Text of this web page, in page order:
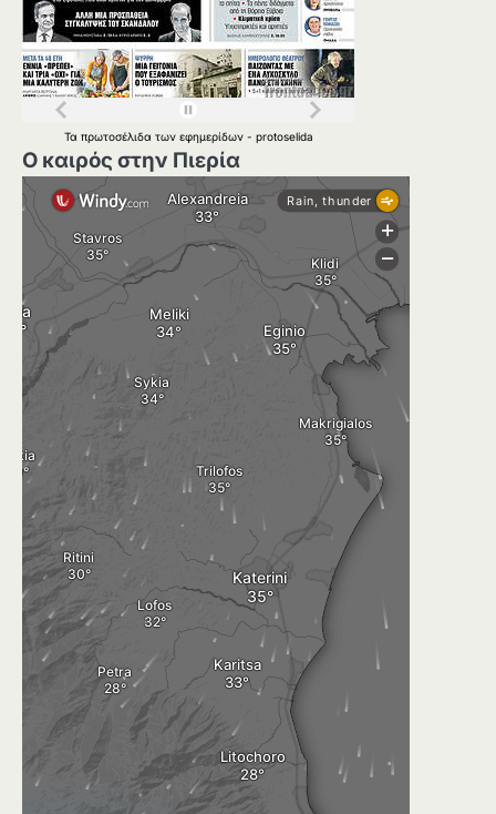
Τα πρωτοσέλιδα των εφημερίδων - protoselida
Ο καιρός στην Πιερία